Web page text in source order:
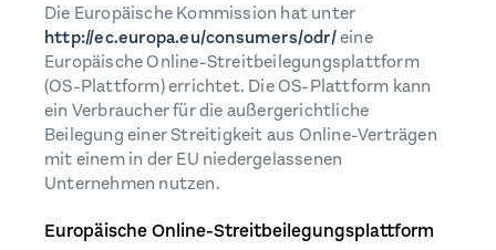
Die Europäische Kommission hat unter
http://ec.europa.eu/consumers/odr/eine
Europäische Online-Streitbeilegungsplattform
(OS-Plattform) errichtet. Die OS-Plattform kann
ein Verbraucher für die außergerichtliche
Beilegung einer Streitigkeit aus Online-Verträgen
mit einem in der EU niedergelassenen
Unternehmen nutzen.
Europäische Online-Streitbeilegungsplattform